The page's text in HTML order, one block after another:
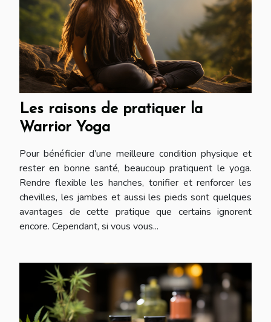
Les raisons de pratiquer la
Warrior Yoga
Pour bénéficier d’une meilleure condition physique et
rester en bonne santé, beaucoup pratiquent le yoga.
Rendre flexible les hanches, tonifier et renforcer les
chevilles, les jambes et aussi les pieds sont quelques
avantages de cette pratique que certains ignorent
encore. Cependant, si vous vous...